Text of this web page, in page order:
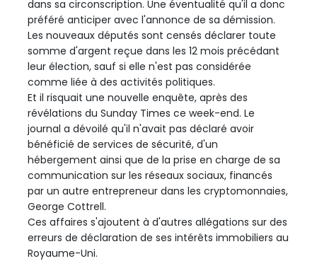
dans sa circonscription. Une éventualité qu'il a donc
préféré anticiper avec l'annonce de sa démission.
Les nouveaux députés sont censés déclarer toute
somme d'argent reçue dans les 12 mois précédant
leur élection, sauf si elle n'est pas considérée
comme liée à des activités politiques.
Et il risquait une nouvelle enquête, après des
révélations du Sunday Times ce week-end. Le
journal a dévoilé qu'il n'avait pas déclaré avoir
bénéficié de services de sécurité, d'un
hébergement ainsi que de la prise en charge de sa
communication sur les réseaux sociaux, financés
par un autre entrepreneur dans les cryptomonnaies,
George Cottrell.
Ces affaires s'ajoutent à d'autres allégations sur des
erreurs de déclaration de ses intérêts immobiliers au
Royaume-Uni.